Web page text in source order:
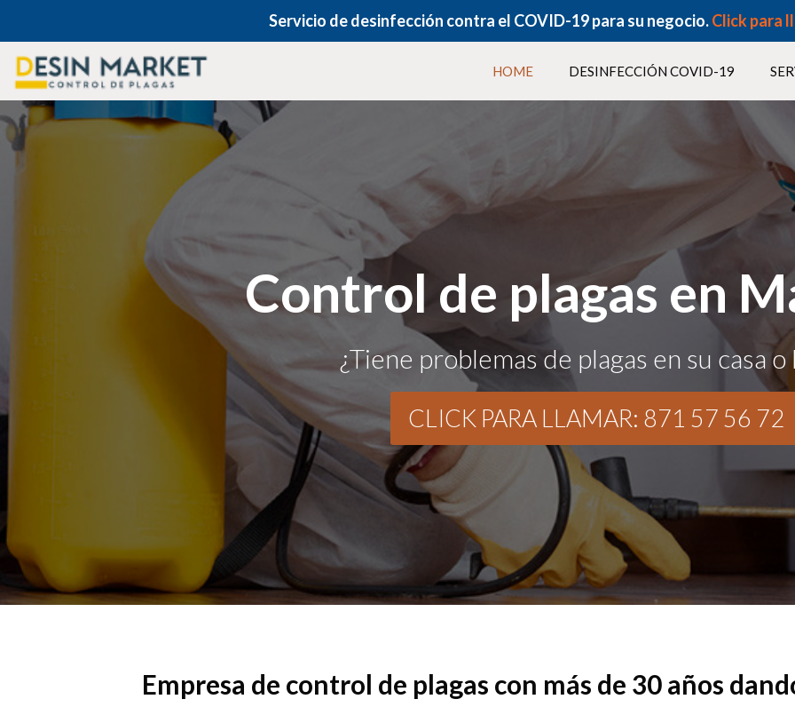
Servicio de desinfección contra el COVID-19 para su negocio.Click para
HOME DESINFECCIÓN COVID-19
Control de plagas en
¿Tiene problemas de plagas en su casa o
CLICK PARA LLAMAR: 871 57 56 72
Empresa de control de plagas con más de 30 años